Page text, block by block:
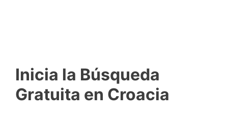
Inicia la Búsqueda
Gratuita en Croacia